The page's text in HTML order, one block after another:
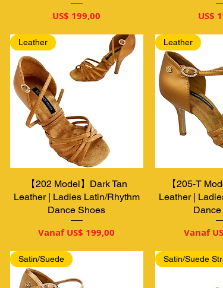
Prijs
US$ 199,00 Prijs
US$
Snel overzicht
Leather
【202 Model】Dark Tan
Leather | Ladies Latin/Rhythm
Dance Shoes
VanafUS$ 199,00
Verkoopprijs
Snel
Leather
【205-T
Leather |
Vanaf
Satin/Suede Satin/Suede